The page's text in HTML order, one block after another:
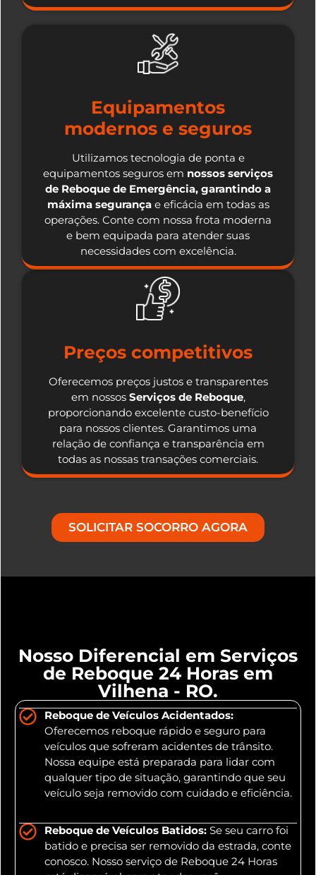
Equipamentos
modernos e seguros
Utilizamos tecnologia de ponta e
equipamentos seguros em nossos serviços
de Reboque de Emergência, garantindo a
máxima segurançae eficácia em todas as
operações. Conte com nossa frota moderna
e bem equipada para atender suas
necessidades com excelência.
Preços competitivos
Oferecemos preços justos e transparentes
em nossos Serviços de Reboque,
proporcionando excelente custo-benefício
para nossos clientes. Garantimos uma
relação de confiança e transparência em
todas as nossas transações comerciais.
SOLICITAR SOCORRO AGORA
Nosso Diferencial em Serviços
de Reboque 24 Horas em
Vilhena - RO.
Reboque de Veículos Acidentados:
Oferecemos reboque rápido e seguro para
veículos que sofreram acidentes de trânsito.
Nossa equipe está preparada para lidar com
qualquer tipo de situação, garantindo que seu
veículo seja removido com cuidado e eficiência.
Reboque de Veículos Batidos: Se seu carro foi
batido e precisa ser removido da estrada, conte
conosco. Nosso serviço de Reboque 24 Horas